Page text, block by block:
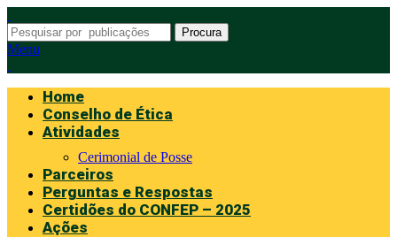
Procura
Menu
Home
Conselho de Ética
Atividades
Cerimonial de Posse
Parceiros
Perguntas e Respostas
Certidões do CONFEP – 2025
Ações